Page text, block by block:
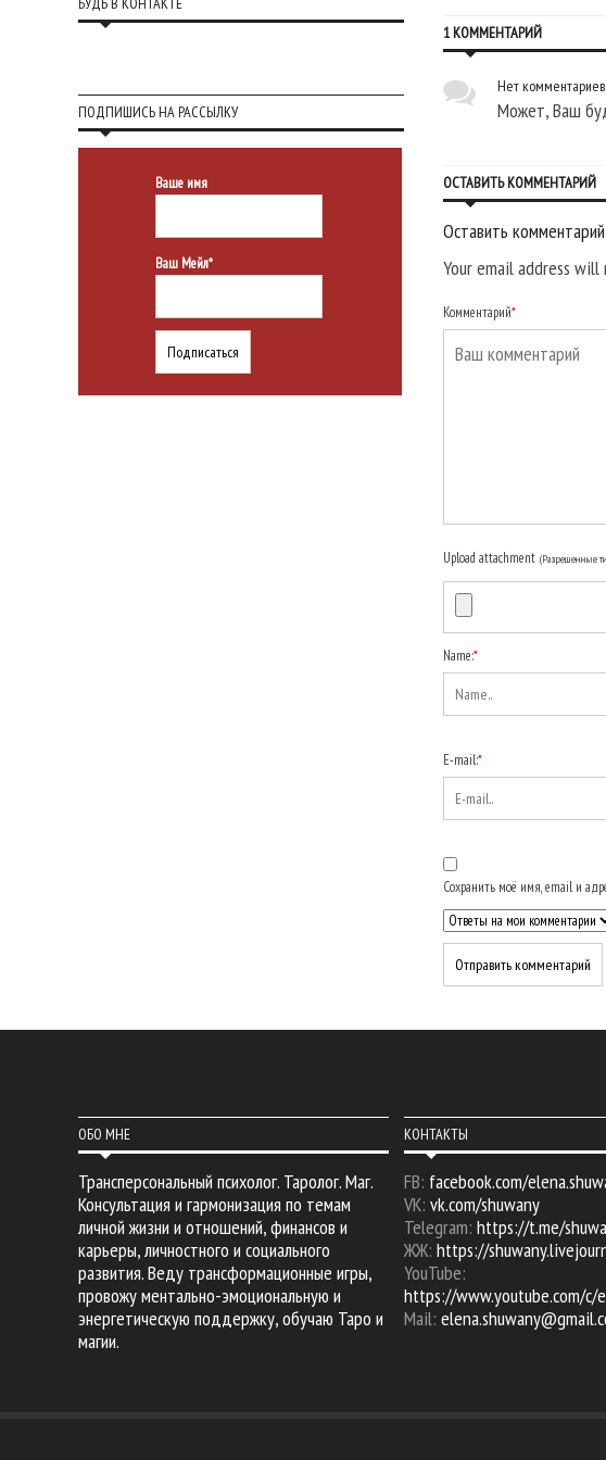
1 КОММЕНТАРИЙ
Нет
Может, Ваш
ОСТАВИТЬ КОММЕНТАРИЙ
Оставить комментарий
Your email address
Комментарий*
Upload attachment (Разрешенные
Name:*
E-mail:*
Сохранить моё имя, email и
ПОДПИШИСЬ НА РАССЫЛКУ
Ваше имя
Ваш Мейл*
ОБО МНЕ
Трансперсональный психолог. Таролог. Маг.
Консультация и гармонизация по темам
личной жизни и отношений, финансов и
карьеры, личностного и социального
развития. Веду трансформационные игры,
провожу ментально-эмоциональную и
энергетическую поддержку, обучаю Таро и
магии.
КОНТАКТЫ
FB: facebook.com/
VK: vk.com/shuwany
Telegram: https://t.me/
ЖЖ: https://
YouTube:
https://www.youtube.com/c/
Mail: